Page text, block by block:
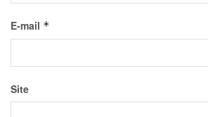
E-mail *
Site